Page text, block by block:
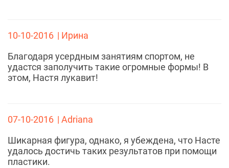
10-10-2016 | Ирина
Благодаря усердным занятиям спортом, не
удастся заполучить такие огромные формы! В
этом, Настя лукавит!
07-10-2016 | Adriana
Шикарная фигура, однако, я убеждена, что Насте
удалось достичь таких результатов при помощи
пластики.